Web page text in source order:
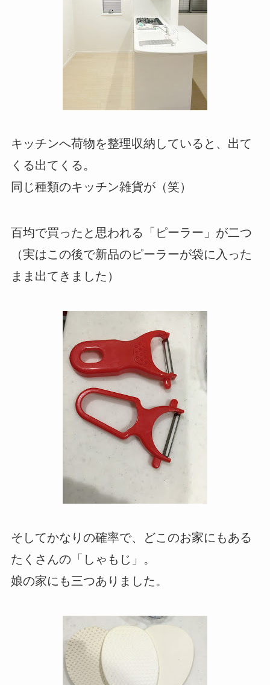
キッチンへ荷物を整理収納していると、出て
くる出てくる。
同じ種類のキッチン雑貨が（笑）
百均で買ったと思われる「ピーラー」が二つ
（実はこの後で新品のピーラーが袋に入った
まま出てきました）
そしてかなりの確率で、どこのお家にもある
たくさんの「しゃもじ」。
娘の家にも三つありました。